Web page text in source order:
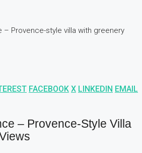
– Provence-style villa with greenery
FACEBOOK X LINKEDIN EMAIL
– Provence-Style Villa